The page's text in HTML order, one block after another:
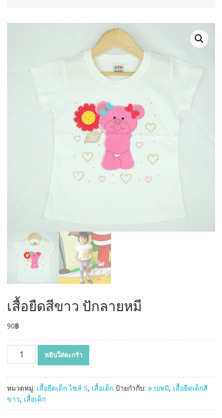
เสื้อยืดสีขาว ปักลายหมี
90฿
จำนวน
ขาว
ปัก
หยิบใส่ตะกร้า
หมวดหมู่: เสื้อยืดเด็ก ไซส์ S, เสื้อเด็ก ป้ายกำกับ: ลายหมี, เสื้อยืดเด็กสี
ขาว, เสื้อเด็ก